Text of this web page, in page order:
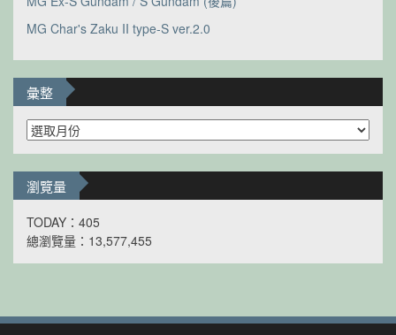
MG Char's Zaku II type-S ver.2.0
彙整
彙
整
瀏覽量
TODAY：405
總瀏覽量：13,577,455